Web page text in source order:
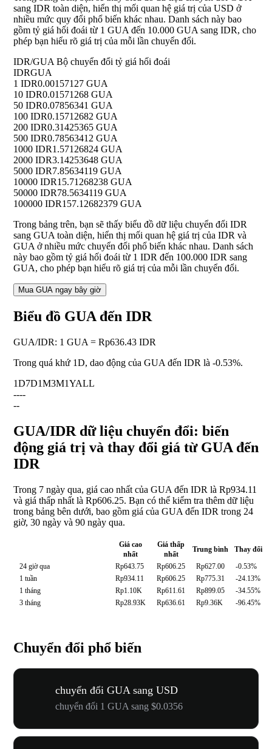
sang IDR toàn diện, hiển thị mối quan hệ giá trị của USD ở
nhiều mức quy đổi phổ biến khác nhau. Danh sách này bao
gồm tỷ giá hối đoái từ 1 GUA đến 10.000 GUA sang IDR, cho
phép bạn hiểu rõ giá trị của mỗi lần chuyển đổi.
IDR/GUA Bộ chuyển đổi tỷ giá hối đoái
IDRGUA
1 IDR0.00157127 GUA
10 IDR0.01571268 GUA
50 IDR0.07856341 GUA
100 IDR0.15712682 GUA
200 IDR0.31425365 GUA
500 IDR0.78563412 GUA
1000 IDR1.57126824 GUA
2000 IDR3.14253648 GUA
5000 IDR7.85634119 GUA
10000 IDR15.71268238 GUA
50000 IDR78.5634119 GUA
100000 IDR157.12682379 GUA
Trong bảng trên, bạn sẽ thấy biểu đồ dữ liệu chuyển đổi IDR
sang GUA toàn diện, hiển thị mối quan hệ giá trị của IDR và
GUA ở nhiều mức chuyển đổi phổ biến khác nhau. Danh sách
này bao gồm tỷ giá hối đoái từ 1 IDR đến 100.000 IDR sang
GUA, cho phép bạn hiểu rõ giá trị của mỗi lần chuyển đổi.
Mua GUA ngay bây giờ
Biểu đồ GUA đến IDR
GUA/IDR: 1 GUA = Rp636.43 IDR
Trong quá khứ 1D, dao động của GUA đến IDR là -0.53%.
1D7D1M3M1YALL
----
--
GUA/IDR dữ liệu chuyển đổi: biến
động giá trị và thay đổi giá từ GUA đến
IDR
Trong 7 ngày qua, giá cao nhất của GUA đến IDR là Rp934.11
và giá thấp nhất là Rp606.25. Bạn có thể kiểm tra thêm dữ liệu
trong bảng bên dưới, bao gồm giá của GUA đến IDR trong 24
giờ, 30 ngày và 90 ngày qua.
Giá cao
nhất
Giá thấp
nhất
Trung bình
Thay đổi
24 giờ qua
Rp643.75 Rp606.25 Rp627.00
-0.53%
1 tuần
Rp934.11 Rp606.25 Rp775.31
-24.13%
1 tháng
Rp1.10K Rp611.61 Rp899.05
-34.55%
3 tháng
Rp28.93K Rp636.61 Rp9.36K -96.45%
Chuyển đổi phổ biến
chuyển đổi GUA sang USD
chuyển đổi 1 GUA sang $0.0356